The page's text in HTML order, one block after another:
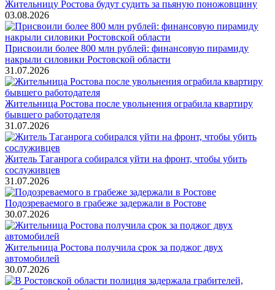
Жительницу Ростова будут судить за пьяную поножовщину
03.08.2026
Присвоили более 800 млн рублей: финансовую пирамиду
накрыли силовики Ростовской области
31.07.2026
Жительница Ростова после увольнения ограбила квартиру
бывшего работодателя
31.07.2026
Житель Таганрога собирался уйти на фронт, чтобы убить
сослуживцев
31.07.2026
Подозреваемого в грабеже задержали в Ростове
30.07.2026
Жительница Ростова получила срок за поджог двух
автомобилей
30.07.2026